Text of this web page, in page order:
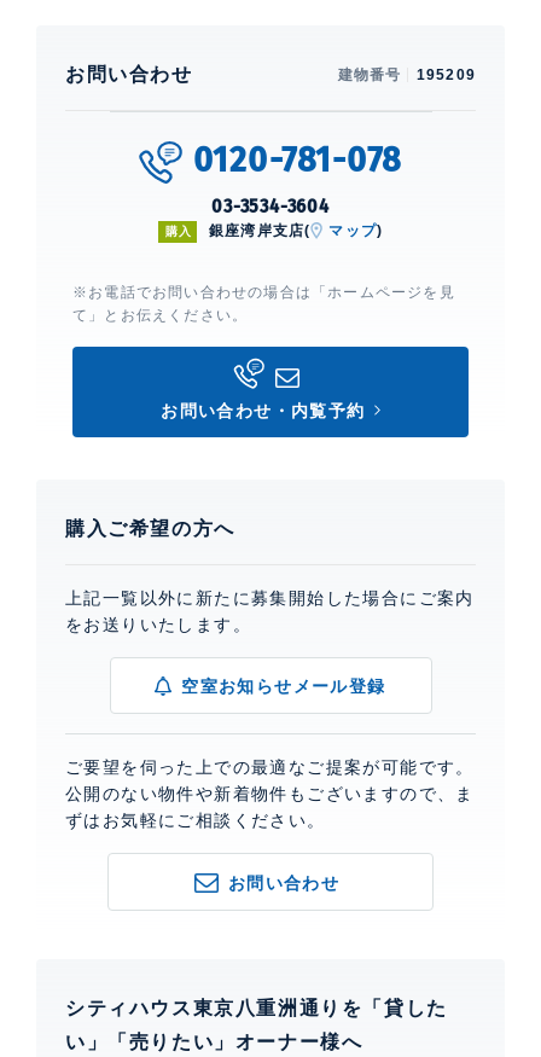
お問い合わせ 建物番号 195209
0120-781-078
03-3534-3604
購入 銀座湾岸支店( マップ)
※お電話でお問い合わせの場合は「ホームページを見
て」とお伝えください。
お問い合わせ・内覧予約
購入ご希望の方へ
上記一覧以外に新たに募集開始した場合にご案内
をお送りいたします。
空室お知らせメール登録
ご要望を伺った上での最適なご提案が可能です。
公開のない物件や新着物件もございますので、ま
ずはお気軽にご相談ください。
お問い合わせ
シティハウス東京八重洲通りを「貸した
い」「売りたい」オーナー様へ